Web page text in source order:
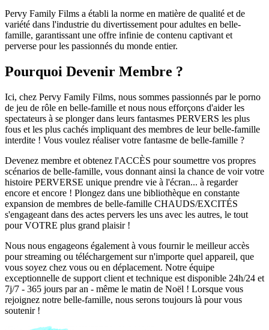
Pervy Family Films a établi la norme en matière de qualité et de
variété dans l'industrie du divertissement pour adultes en belle-
famille, garantissant une offre infinie de contenu captivant et
perverse pour les passionnés du monde entier.
Pourquoi Devenir Membre ?
Ici, chez Pervy Family Films, nous sommes passionnés par le porno
de jeu de rôle en belle-famille et nous nous efforçons d'aider les
spectateurs à se plonger dans leurs fantasmes PERVERS les plus
fous et les plus cachés impliquant des membres de leur belle-famille
interdite ! Vous voulez réaliser votre fantasme de belle-famille ?
Devenez membre et obtenez l'ACCÈS pour soumettre vos propres
scénarios de belle-famille, vous donnant ainsi la chance de voir votre
histoire PERVERSE unique prendre vie à l'écran... à regarder
encore et encore ! Plongez dans une bibliothèque en constante
expansion de membres de belle-famille CHAUDS/EXCITÉS
s'engageant dans des actes pervers les uns avec les autres, le tout
pour VOTRE plus grand plaisir !
Nous nous engageons également à vous fournir le meilleur accès
pour streaming ou téléchargement sur n'importe quel appareil, que
vous soyez chez vous ou en déplacement. Notre équipe
exceptionnelle de support client et technique est disponible 24h/24 et
7j/7 - 365 jours par an - même le matin de Noël ! Lorsque vous
rejoignez notre belle-famille, nous serons toujours là pour vous
soutenir !